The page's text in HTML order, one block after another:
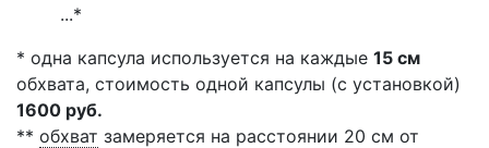
...*
* одна капсула используется на каждые 15 см
обхвата, стоимость одной капсулы (с установкой)
1600 руб.
** обхват замеряется на расстоянии 20 см от